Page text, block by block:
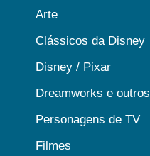
Arte
Clássicos da Disney
Disney / Pixar
Dreamworks e outros
Personagens de TV
Filmes